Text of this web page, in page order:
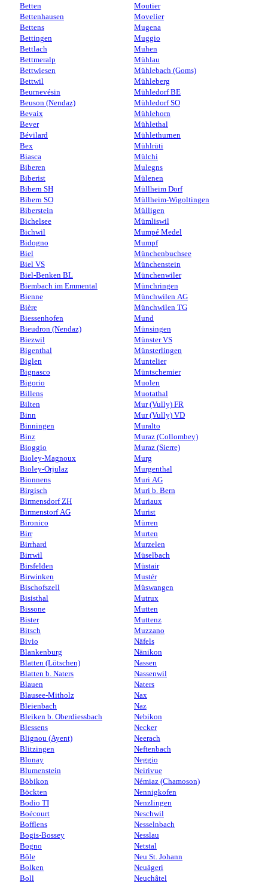
Betten
Bettenhausen
Bettens
Bettingen
Bettlach
Bettmeralp
Bettwiesen
Bettwil
Beurnevésin
Beuson (Nendaz)
Bevaix
Bever
Bévilard
Bex
Biasca
Biberen
Biberist
Bibern SH
Bibern SO
Biberstein
Bichelsee
Bichwil
Bidogno
Biel
Biel VS
Biel-Benken BL
Biembach im Emmental
Bienne
Bière
Biessenhofen
Bieudron (Nendaz)
Biezwil
Bigenthal
Biglen
Bignasco
Bigorio
Billens
Bilten
Binn
Binningen
Binz
Bioggio
Bioley-Magnoux
Bioley-Orjulaz
Bionnens
Birgisch
Birmensdorf ZH
Birmenstorf AG
Bironico
Birr
Birrhard
Birrwil
Birsfelden
Birwinken
Bischofszell
Bisisthal
Bissone
Bister
Bitsch
Bivio
Blankenburg
Blatten (Lötschen)
Blatten b. Naters
Blauen
Blausee-Mitholz
Bleienbach
Bleiken b. Oberdiessbach
Blessens
Blignou (Ayent)
Blitzingen
Blonay
Blumenstein
Böbikon
Böckten
Bodio TI
Boécourt
Bofflens
Bogis-Bossey
Bogno
Bôle
Bolken
Boll
Moutier
Movelier
Mugena
Muggio
Muhen
Mühlau
Mühlebach (Goms)
Mühleberg
Mühledorf BE
Mühledorf SO
Mühlehorn
Mühlethal
Mühlethurnen
Mühlrüti
Mülchi
Mulegns
Mülenen
Müllheim Dorf
Müllheim-Wigoltingen
Mülligen
Mümliswil
Mumpé Medel
Mumpf
Münchenbuchsee
Münchenstein
Münchenwiler
Münchringen
Münchwilen AG
Münchwilen TG
Mund
Münsingen
Münster VS
Münsterlingen
Muntelier
Müntschemier
Muolen
Muotathal
Mur (Vully) FR
Mur (Vully) VD
Muralto
Muraz (Collombey)
Muraz (Sierre)
Murg
Murgenthal
Muri AG
Muri b. Bern
Muriaux
Murist
Mürren
Murten
Murzelen
Müselbach
Müstair
Mustér
Müswangen
Mutrux
Mutten
Muttenz
Muzzano
Näfels
Nänikon
Nassen
Nassenwil
Naters
Nax
Naz
Nebikon
Necker
Neerach
Neftenbach
Neggio
Neirivue
Némiaz (Chamoson)
Nennigkofen
Nenzlingen
Neschwil
Nesselnbach
Nesslau
Netstal
Neu St. Johann
Neuägeri
Neuchâtel